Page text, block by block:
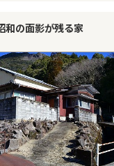
和の面影が残る家